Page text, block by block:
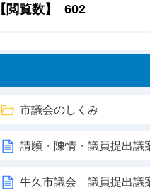
【閲覧数】 602
市議会のしくみ
請願・陳情・議員提出議
牛久市議会 議員提出議